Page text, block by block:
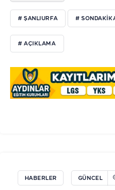
# ŞANLIURFA #
# AÇIKLAMA
HABERLER GÜNCEL